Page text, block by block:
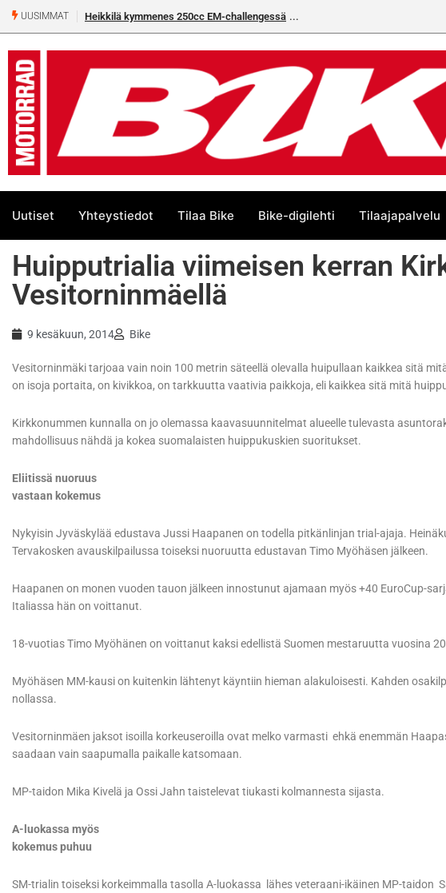
UUSIMMAT Heikkilä kymmenes 250cc EM-challengessä
Uutiset Yhteystiedot Tilaa Bike Bike-digilehti Tilaajapalvelu
Huipputrialia viimeisen kerran
Vesitorninmäellä
9 kesäkuun, 2014 Bike
Vesitorninmäki tarjoaa vain noin 100 metrin säteellä olevalla huipullaan kaikkea sitä
on isoja portaita, on kivikkoa, on tarkkuutta vaativia paikkoja, eli kaikkea sitä mitä
Kirkkonummen kunnalla on jo olemassa kaavasuunnitelmat alueelle tulevasta
mahdollisuus nähdä ja kokea suomalaisten huippukuskien suoritukset.
Eliitissä nuoruus
vastaan kokemus
Nykyisin Jyväskylää edustava Jussi Haapanen on todella pitkänlinjan trial-ajaja.
Tervakosken avauskilpailussa toiseksi nuoruutta edustavan Timo Myöhäsen jälkeen.
Haapanen on monen vuoden tauon jälkeen innostunut ajamaan myös +40 EuroCup-
Italiassa hän on voittanut.
18-vuotias Timo Myöhänen on voittanut kaksi edellistä Suomen mestaruutta vuosina
Myöhäsen MM-kausi on kuitenkin lähtenyt käyntiin hieman alakuloisesti. Kahden
nollassa.
Vesitorninmäen jaksot isoilla korkeuseroilla ovat melko varmasti ehkä enemmän
saadaan vain saapumalla paikalle katsomaan.
MP-taidon Mika Kivelä ja Ossi Jahn taistelevat tiukasti kolmannesta sijasta.
A-luokassa myös
kokemus puhuu
SM-trialin toiseksi korkeimmalla tasolla A-luokassa lähes veteraani-ikäinen MP-taidon